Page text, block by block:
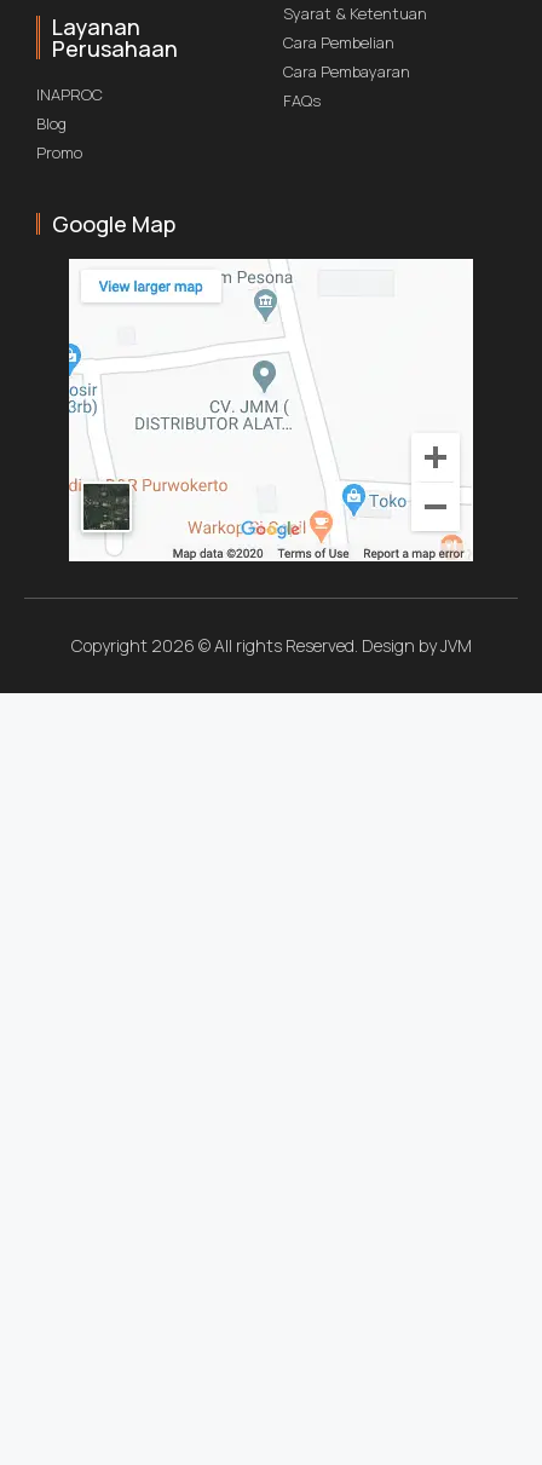
Layanan
Perusahaan
INAPROC
Blog
Promo
Syarat & Ketentuan
Cara Pembelian
Cara Pembayaran
FAQs
Google Map
Copyright 2026 © All rights Reserved. Design by JVM